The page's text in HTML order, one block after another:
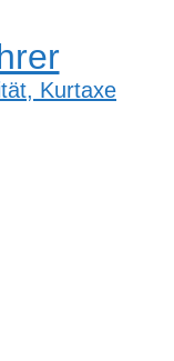
Kurtaxe